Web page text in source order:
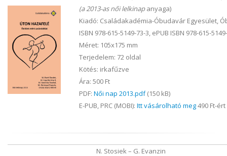
(a 2013-as női lelkinapanyaga)
Kiadó: Családakadémia-Óbudavár Egyesület,
ISBN 978-615-5149-73-3, ePUB ISBN 978-615-
Méret: 105x175 mm
Terjedelem: 72 oldal
Kötés: irkafűzve
Ára: 500 Ft
PDF: Női nap 2013.pdf(150 kB)
E-PUB, PRC (MOBI): Itt vásárolható meg490 Ft-ért
N. Stosiek – G. Evanzin